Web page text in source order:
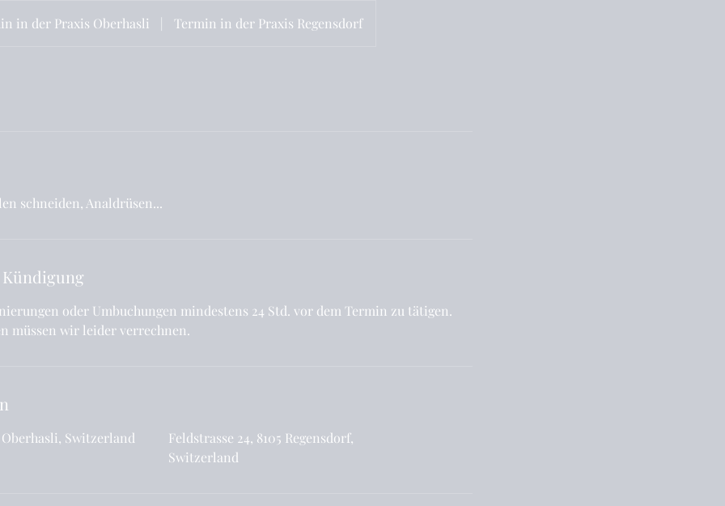
in der Praxis Oberhasli Termin in der Praxis Regensdorf
schneiden, Analdrüsen...
oder Umbuchungen mindestens 24 Std. vor dem Termin zu tätigen.
müssen wir leider verrechnen.
Oberhasli, Switzerland
Feldstrasse 24, 8105 Regensdorf,
Switzerland